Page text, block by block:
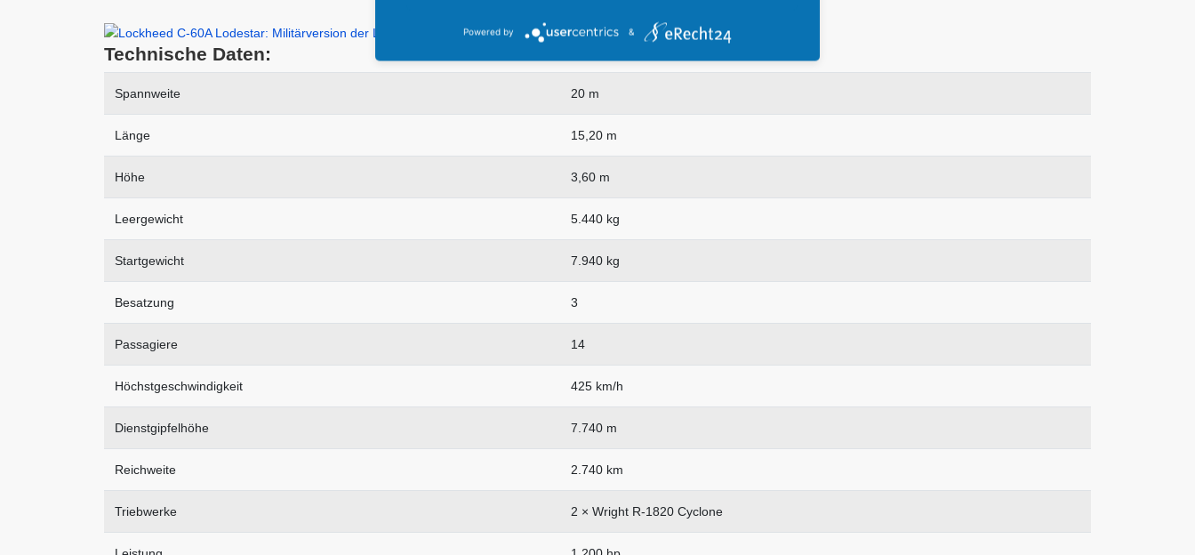
Technische Daten:
Spannweite 20 m
Länge 15,20 m
Höhe 3,60 m
Leergewicht 5.440 kg
Startgewicht 7.940 kg
Besatzung 3
Passagiere 14
Höchstgeschwindigkeit 425 km/h
Dienstgipfelhöhe 7.740 m
Reichweite 2.740 km
Triebwerke 2 × Wright R-1820 Cyclone
Powered by &